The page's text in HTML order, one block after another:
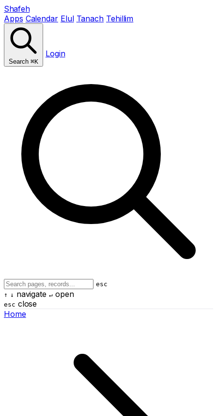
Shafeh
Apps Calendar Elul Tanach Tehillim
Search ⌘K
Login
esc
↑ ↓ navigate ↵open
esc close
Home